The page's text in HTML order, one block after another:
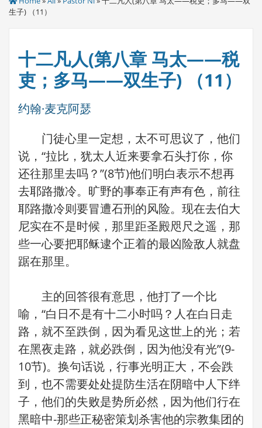
生子) （11）
十二凡人(第八章 马太——税
吏；多马——双生子) （11）
约翰·麦克阿瑟
门徒心里一定想，太不可思议了，他们
说，“拉比，犹太人近来要拿石头打你，你
还往那里去吗？”(8节)他们明白表示不想再
去耶路撒冷。旷野的事奉正有声有色，前往
耶路撒冷则要冒遭石刑的风险。现在去伯大
尼实在不是时候，那里距圣殿咫尺之遥，那
些一心要把耶稣逮个正着的最凶险敌人就盘
踞在那里。
主的回答很有意思，他打了一个比
喻，“白日不是有十二小时吗？人在白日走
路，就不至跌倒，因为看见这世上的光；若
在黑夜走路，就必跌倒，因为他没有光”(9-
10节)。换句话说，行事光明正大，不会跌
到，也不需要处处提防生活在阴暗中人下绊
子，他们的失败是势所必然，因为他们行在
黑暗中-那些正秘密策划杀害他的宗教集团的